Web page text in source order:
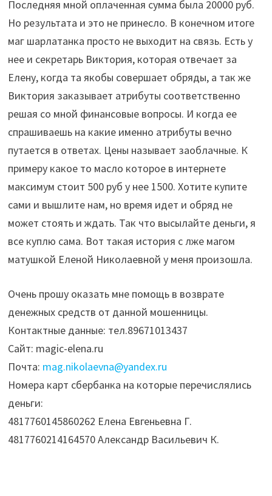
Последняя мной оплаченная сумма была 20000 руб.
Но результата и это не принесло. В конечном итоге
маг шарлатанка просто не выходит на связь. Есть у
нее и секретарь Виктория, которая отвечает за
Елену, когда та якобы совершает обряды, а так же
Виктория заказывает атрибуты соответственно
решая со мной финансовые вопросы. И когда ее
спрашиваешь на какие именно атрибуты вечно
путается в ответах. Цены называет заоблачные. К
примеру какое то масло которое в интернете
максимум стоит 500 руб у нее 1500. Хотите купите
сами и вышлите нам, но время идет и обряд не
может стоять и ждать. Так что высылайте деньги, я
все куплю сама. Вот такая история с лже магом
матушкой Еленой Николаевной у меня произошла.
Очень прошу оказать мне помощь в возврате
денежных средств от данной мошенницы.
Контактные данные: тел.89671013437
Сайт: magic-elena.ru
Почта: mag.nikolaevna@yandex.ru
Номера карт сбербанка на которые перечислялись
деньги:
4817760145860262 Елена Евгеньевна Г.
4817760214164570 Александр Васильевич К.